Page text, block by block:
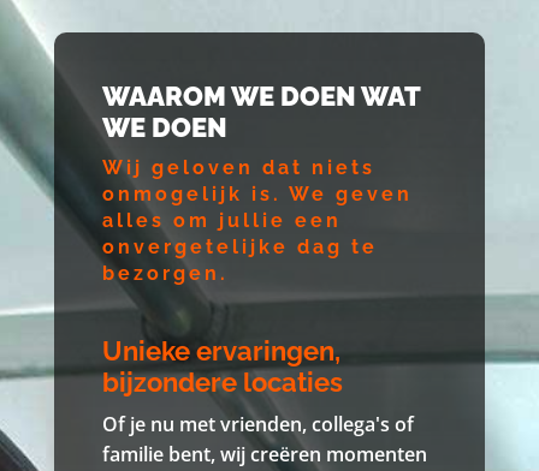
WAAROM WE DOEN WAT
WE DOEN
Wij geloven dat niets
onmogelijk is. We geven
alles om jullie een
onvergetelijke dag te
bezorgen.
Unieke ervaringen,
bijzondere locaties
Of je nu met vrienden, collega's of
familie bent, wij creëren momenten